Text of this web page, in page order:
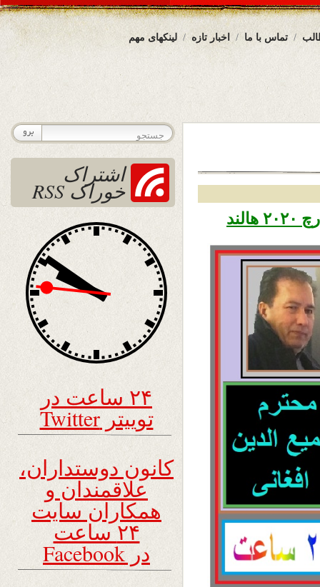
لینکهای مهم اخبار تازه تماس با ما
اشتراک
خوراک RSS
۲۴ ساعت در
توییتر Twitter
کانون دوستداران،
علاقمندان و
همکاران سایت
۲۴ ساعت
در Facebook